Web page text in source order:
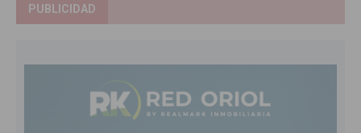
PUBLICIDAD